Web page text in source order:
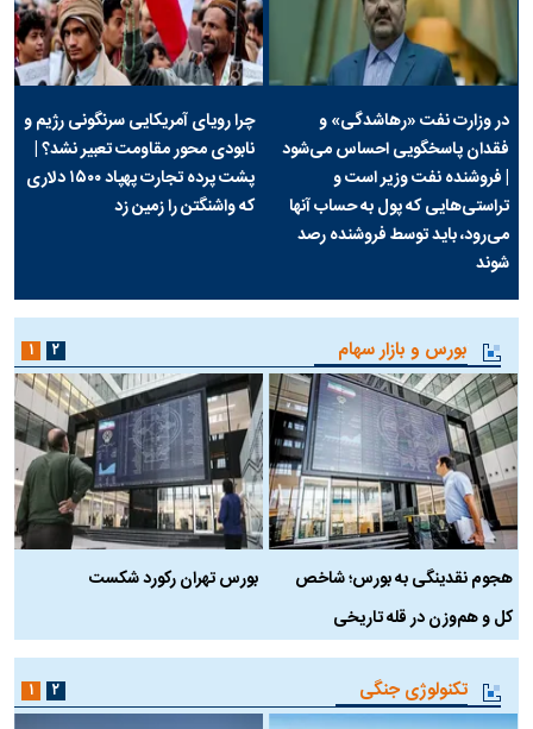
در وزارت نفت «رهاشدگی» و
فقدان پاسخگویی احساس می‌شود
| فروشنده نفت وزیر است و
تراستی‌هایی که پول به حساب آنها
می‌رود، باید توسط فروشنده رصد
شوند
چرا رویای آمریکایی سرنگونی رژیم و
نابودی محور مقاومت تعبیر نشد؟ |
پشت پرده تجارت پهپاد‌ ۱۵۰۰ دلاری
که واشنگتن را زمین زد
بورس و بازار سهام
هجوم نقدینگی به بورس؛ شاخص
کل و هم‌وزن در قله تاریخی
بورس تهران رکورد شکست
۱ ۲
تکنولوژی جنگی ۱ ۲